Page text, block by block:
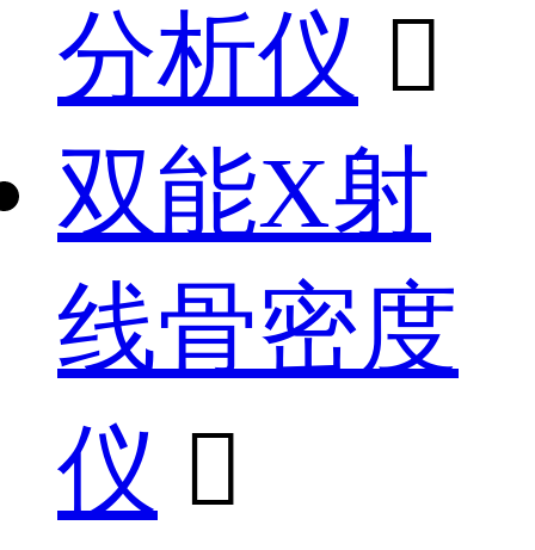
分析仪 
双能X射
线骨密度
仪 